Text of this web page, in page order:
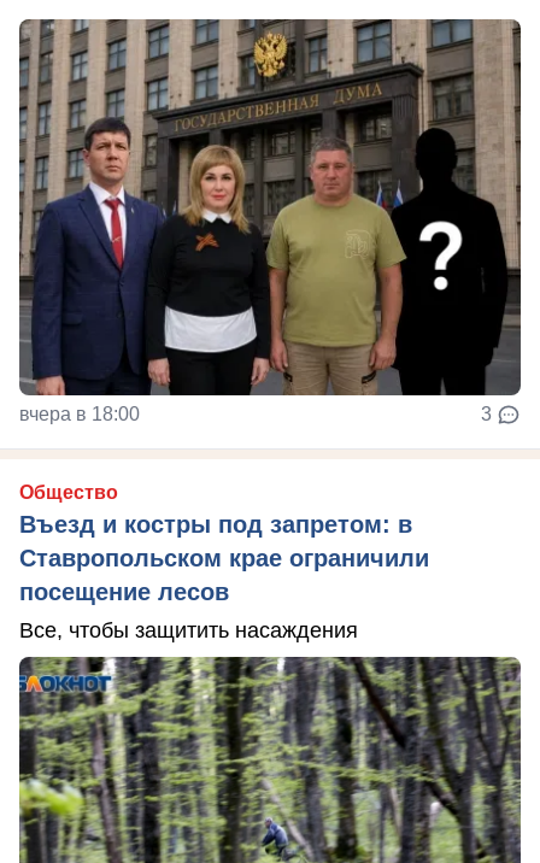
вчера в 18:00 3
Общество
Въезд и костры под запретом: в
Ставропольском крае ограничили
посещение лесов
Все, чтобы защитить насаждения